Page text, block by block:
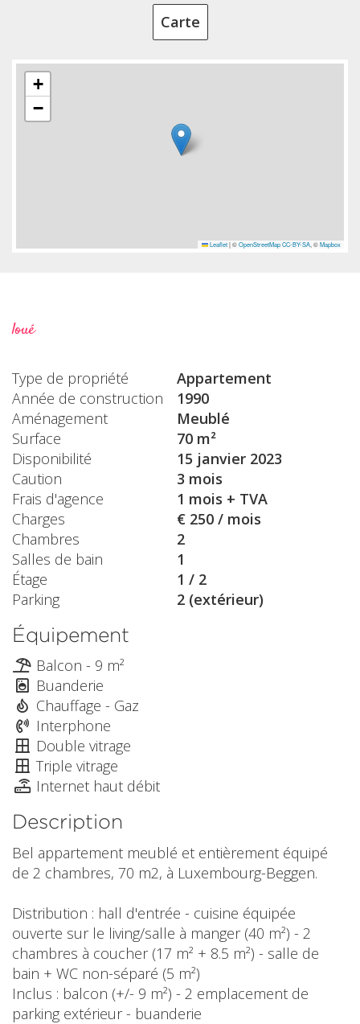
Carte
+
−
Leaflet |©OpenStreetMap CC-BY-SA, ©Mapbox
loué
Type de propriété
Appartement
Année de construction
1990
Aménagement
Meublé
Surface
70 m²
Disponibilité
15 janvier 2023
Caution
3 mois
Frais d'agence
1 mois + TVA
Charges
€ 250 / mois
Chambres
2
Salles de bain
1
Étage
1 / 2
Parking
2 (extérieur)
Équipement
Balcon - 9 m²
Buanderie
Chauffage - Gaz
Interphone
Double vitrage
Triple vitrage
Internet haut débit
Description
Bel appartement meublé et entièrement équipé
de 2 chambres, 70 m2, à Luxembourg-Beggen.
Distribution : hall d'entrée - cuisine équipée
ouverte sur le living/salle à manger (40 m²) - 2
chambres à coucher (17 m² + 8.5 m²) - salle de
bain + WC non-séparé (5 m²)
Inclus : balcon (+/- 9 m²) - 2 emplacement de
parking extérieur - buanderie